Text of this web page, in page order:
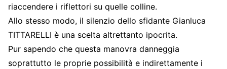
riaccendere i riflettori su quelle colline.
Allo stesso modo, il silenzio dello sfidante Gianluca
TITTARELLI è una scelta altrettanto ipocrita.
Pur sapendo che questa manovra danneggia
soprattutto le proprie possibilità e indirettamente i